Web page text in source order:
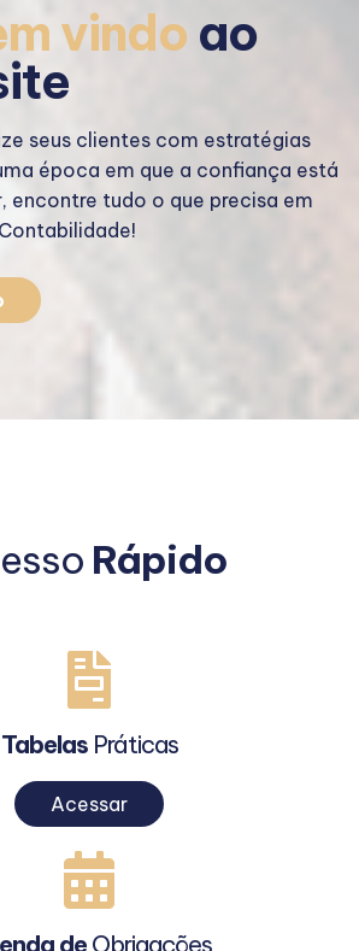
vindo ao
seus clientes com estratégias
época em que a confiança está
encontre tudo o que precisa em
Rápido
Tabelas Práticas
Acessar
deObrigações